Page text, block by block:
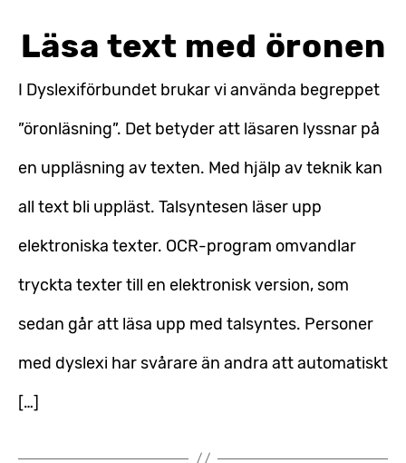
Läsa text med öronen
I Dyslexiförbundet brukar vi använda begreppet
”öronläsning”. Det betyder att läsaren lyssnar på
en uppläsning av texten. Med hjälp av teknik kan
all text bli uppläst. Talsyntesen läser upp
elektroniska texter. OCR-program omvandlar
tryckta texter till en elektronisk version, som
sedan går att läsa upp med talsyntes. Personer
med dyslexi har svårare än andra att automatiskt
[…]